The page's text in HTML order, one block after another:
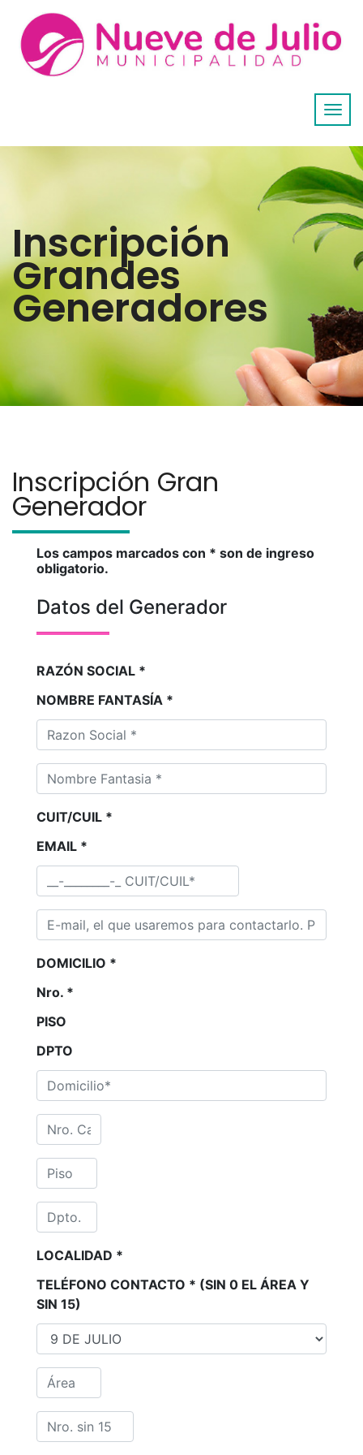
Inscripción
Grandes
Generadores
Inscripción Gran
Generador